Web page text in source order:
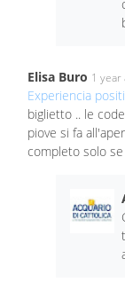
Elisa Buro 1 year
Experiencia
biglietto .. le
piove si fa
completo solo